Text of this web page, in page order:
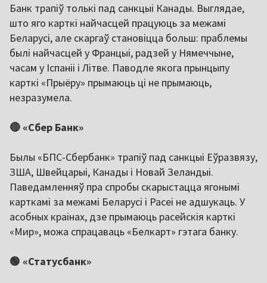
Банк трапіў толькі пад санкцыі Канады. Выглядае,
што яго карткі найчасцей працуюць за межамі
Беларусі, але скаргаў становіцца больш: праблемы
былі найчасцей у Францыі, радзей у Нямеччыне,
часам у Іспаніі і Літве. Паводле якога прынцыпу
карткі «Прыёру» прымаюць ці не прымаюць,
незразумела.
🔴 «Сбер Банк»
Былы «БПС-Сбербанк» трапіў пад санкцыі Еўразвязу,
ЗША, Швейцарыі, Канады і Новай Зеландыі.
Паведамленняў пра спробы скарыстацца ягонымі
карткамі за межамі Беларусі і Расеі не адшукаць. У
асобных краінах, дзе прымаюць расейскія карткі
«Мир», можа спрацаваць «Белкарт» гэтага банку.
🟢 «Статусбанк»